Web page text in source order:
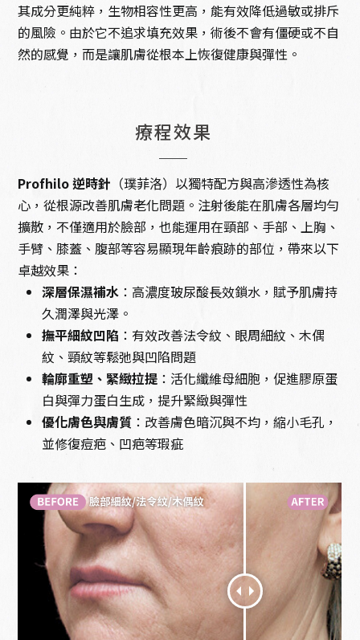
其成分更純粹，生物相容性更高，能有效降低過敏或排斥
的風險。由於它不追求填充效果，術後不會有僵硬或不自
然的感覺，而是讓肌膚從根本上恢復健康與彈性。
療程效果
Profhilo 逆時針 （璞菲洛）以獨特配方與高滲透性為核
心，從根源改善肌膚老化問題。注射後能在肌膚各層均勻
擴散，不僅適用於臉部，也能運用在頸部、手部、上胸、
手臂、膝蓋、腹部等容易顯現年齡痕跡的部位，帶來以下
卓越效果：
深層保濕補水 ：高濃度玻尿酸長效鎖水，賦予肌膚持
久潤澤與光澤。
撫平細紋凹陷 ：有效改善法令紋、眼周細紋、木偶
紋、頸紋等鬆弛與凹陷問題
輪廓重塑、緊緻拉提 ：活化纖維母細胞，促進膠原蛋
白與彈力蛋白生成，提升緊緻與彈性
優化膚色與膚質 ：改善膚色暗沉與不均，縮小毛孔，
並修復痘疤、凹疤等瑕疵